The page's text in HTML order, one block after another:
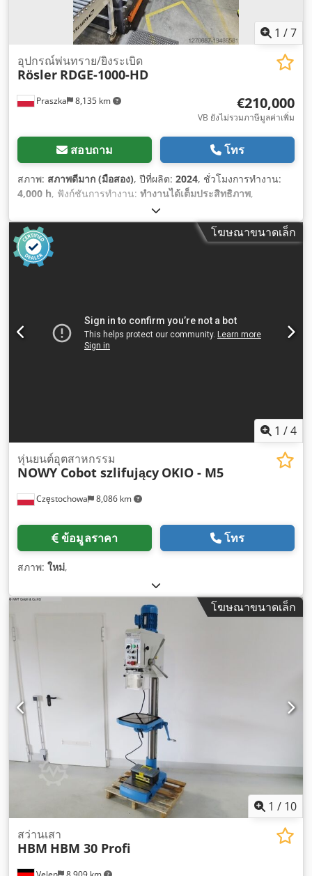
1 /7
Praszka 8,135 km
อุปกรณ์พ่นทราย/ยิงระเบิด
Rösler RDGE-1000-HD
€210,000
VB ยังไม่รวมภาษีมูลค่าเพิ่ม
สอบถาม โทร
สภาพ: สภาพดีมาก (มือสอง), ปีที่ผลิต: 2024, ชั่วโมงการทำงาน:
4,000 h, ฟังก์ชันการทำงาน: ทำงานได้เต็มประสิทธิภาพ,
หมายเลขเครื่องจักร/ยานพาหนะ:111549
ลบ.ม./ชม., ความดันใช้งาน:6 แท่ง, ความกว้างทั้งหมด:1,300 มม,
ประเภทกระแสไฟฟ้าที่เข้ามา:
, ความยาวภายใน:8,000
มม,
โฆษณาขนาดเล็ก
1 /4
Częstochowa 8,086 km
หุ่นยนต์อุตสาหกรรม
NOWY Cobot szlifujący OKIO - M5
ข้อมูลราคา โทร
สภาพ: ใหม่,
โฆษณาขนาดเล็ก
1 / 10
สว่านเสา
HBM HBM 30 Profi